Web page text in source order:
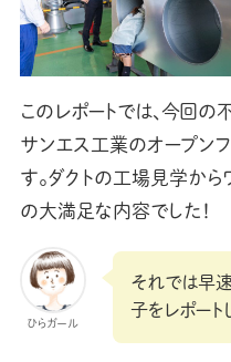
このレポートでは、今回の
サンエス工業のオープン
す。ダクトの工場見学から
の大満足な内容でした！
ひらガール
それでは早速
子をレポート